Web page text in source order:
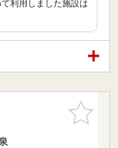
利用しました施設は
お気に入
りに追加